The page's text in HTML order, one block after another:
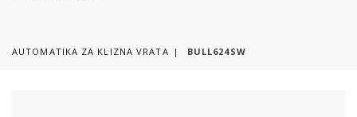
AUTOMATIKA ZA KLIZNA VRATA BULL624SW